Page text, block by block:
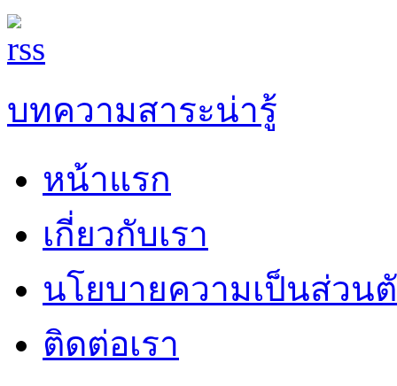
บทความสาระน่ารู้
หน้าแรก
เกี่ยวกับเรา
นโยบายความเป็นส่วน
ติดต่อเรา